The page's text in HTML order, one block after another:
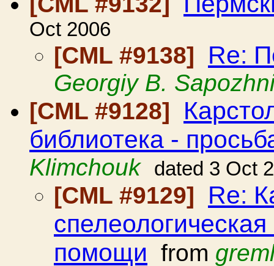
Oct 2006
[CML #9138] Re:
Georgiy B.
[CML #9128]
библиотека -
Klimchouk dated 3 Oct
[CML #9129]
Re:
помощи from